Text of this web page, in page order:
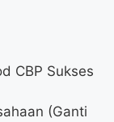
CBP Sukses
(Ganti